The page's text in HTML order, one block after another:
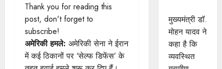
Thank you for reading this
post, don't forget to
subscribe!
अमेरिकी हमले: अमेरिकी सेना ने ईरान
में कई ठिकानों पर ‘सेल्फ डिफेंस’ के
मुख्यमंत्री डॉ.
मोहन यादव ने
कहा है कि
व्यवस्थित